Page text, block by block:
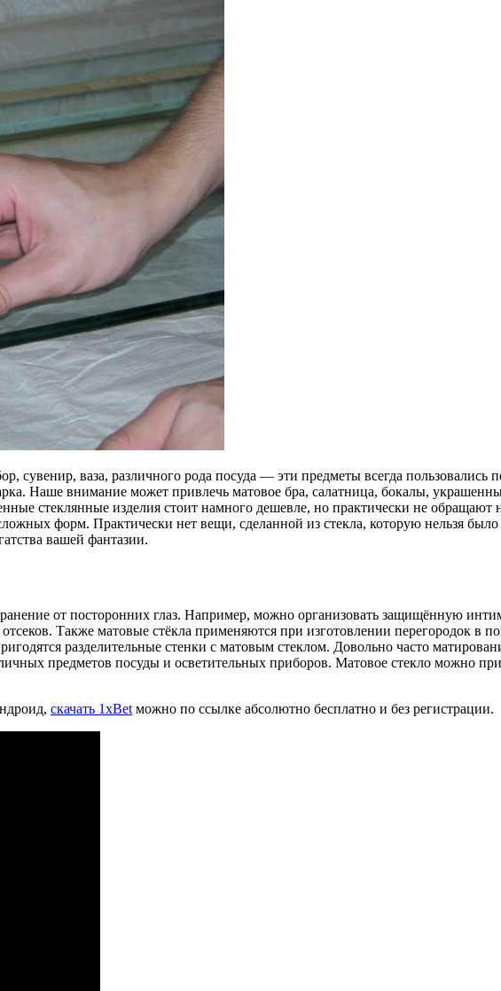
сувенир, ваза, различного рода посуда — эти предметы всегда
Наше внимание может привлечь матовое бра, салатница, бокалы,
стеклянные изделия стоит намного дешевле, но практически не обращают
форм. Практически нет вещи, сделанной из стекла, которую нельзя
вашей фантазии.
от посторонних глаз. Например, можно организовать защищённую
Также матовые стёкла применяются при изготовлении перегородок в
разделительные стенки с матовым стеклом. Довольно часто
предметов посуды и осветительных приборов. Матовое стекло можно
скачать 1xBet можно по ссылке абсолютно бесплатно и без регистрации.